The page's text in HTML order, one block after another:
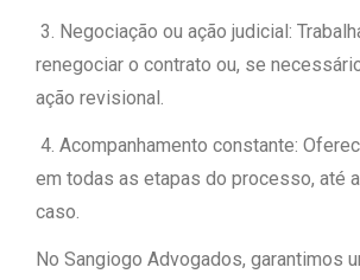
3. Negociação ou ação judicial:
renegociar o contrato ou, se
ação revisional.
4. Acompanhamento constante:
em todas as etapas do processo, até
caso.
No Sangiogo Advogados, garantimos